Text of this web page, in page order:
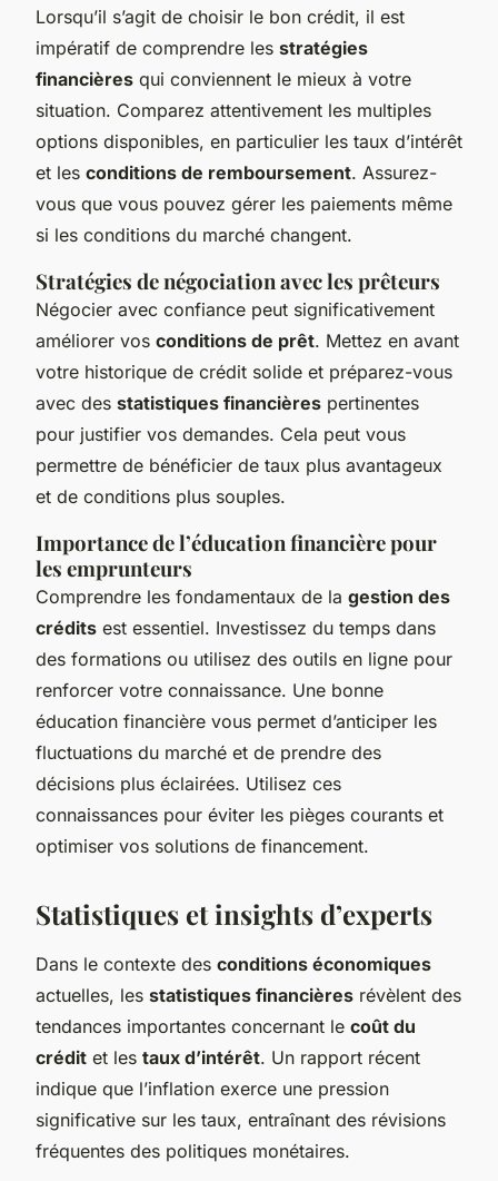
Lorsqu’il s’agit de choisir le bon crédit, il est
impératif de comprendre les stratégies
financières qui conviennent le mieux à votre
situation. Comparez attentivement les multiples
options disponibles, en particulier les taux d’intérêt
et les conditions de remboursement. Assurez-
vous que vous pouvez gérer les paiements même
si les conditions du marché changent.
Stratégies de négociation avec les prêteurs
Négocier avec confiance peut significativement
améliorer vos conditions de prêt. Mettez en avant
votre historique de crédit solide et préparez-vous
avec des statistiques financières pertinentes
pour justifier vos demandes. Cela peut vous
permettre de bénéficier de taux plus avantageux
et de conditions plus souples.
Importance de l’éducation financière pour
les emprunteurs
Comprendre les fondamentaux de la gestion des
crédits est essentiel. Investissez du temps dans
des formations ou utilisez des outils en ligne pour
renforcer votre connaissance. Une bonne
éducation financière vous permet d’anticiper les
fluctuations du marché et de prendre des
décisions plus éclairées. Utilisez ces
connaissances pour éviter les pièges courants et
optimiser vos solutions de financement.
Statistiques et insights d’experts
Dans le contexte des conditions économiques
actuelles, les statistiques financières révèlent des
tendances importantes concernant le coût du
crédit et les taux d’intérêt. Un rapport récent
indique que l’inflation exerce une pression
significative sur les taux, entraînant des révisions
fréquentes des politiques monétaires.